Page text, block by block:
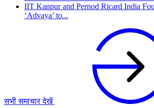
IIT Kanpur and Pernod Ricard India
‘Advaya’ to...
सभी समाचार देखें